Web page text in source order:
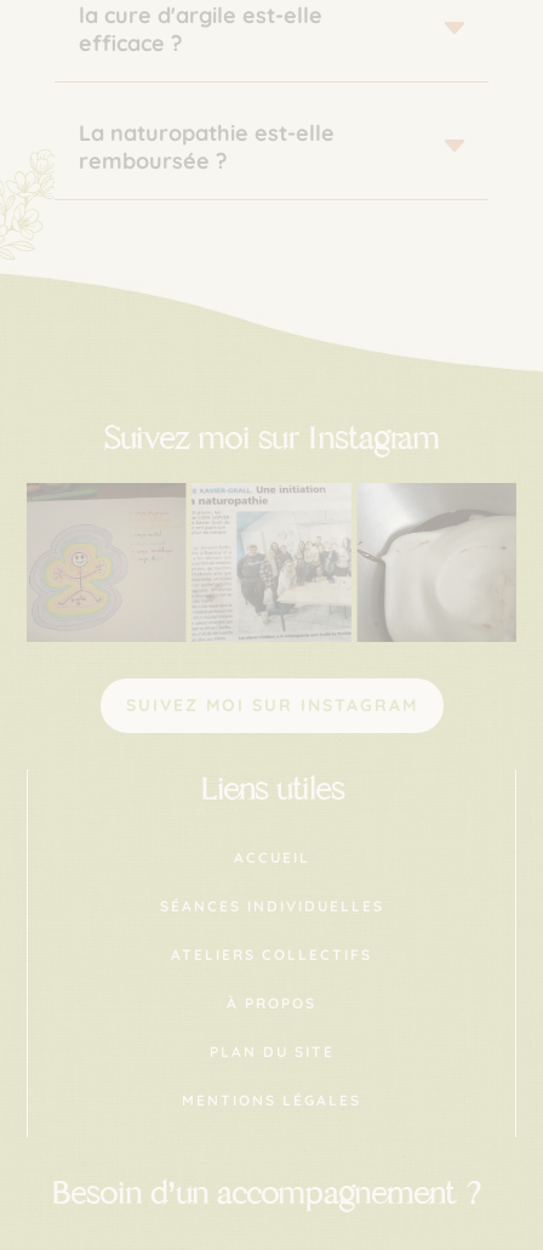
la cure d'argile est-elle
efficace ?
La naturopathie est-elle
remboursée ?
Suivez moi sur Instagram
SUIVEZ MOI SUR INSTAGRAM
Liens utiles
ACCUEIL
SÉANCES INDIVIDUELLES
ATELIERS COLLECTIFS
À PROPOS
PLAN DU SITE
MENTIONS LÉGALES
Besoin d’un accompagnement ?